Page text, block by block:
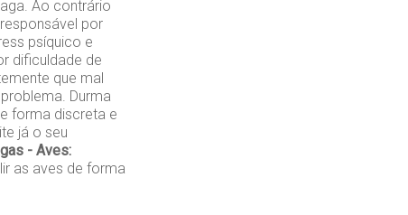
Ao contrário
por
psíquico e
dificuldade de
que mal
Durma
forma discreta e
já o seu
- Aves:
as aves de forma